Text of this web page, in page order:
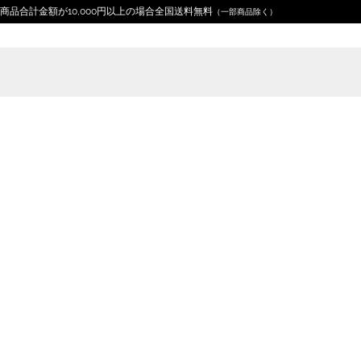
商品合計金額が10,000円以上の場合全国送料無料 （一部商品除く）